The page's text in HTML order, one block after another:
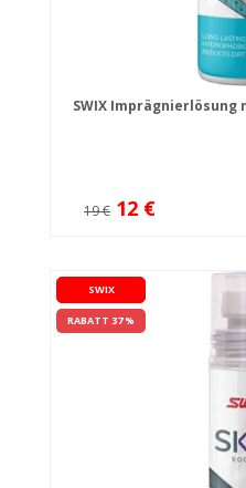
SWIX
19 € 12 €
SWIX
RABATT 37 %